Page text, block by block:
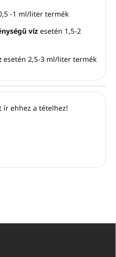
-1 ml/liter termék
víz esetén 1,5-2
esetén 2,5-3 ml/liter termék
ír ehhez a tételhez!